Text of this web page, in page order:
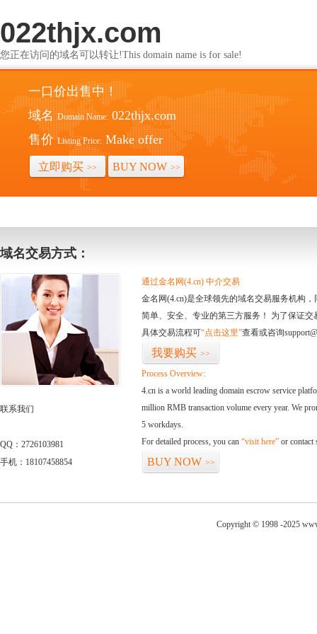
022thjx.com
您正在访问的域名可以转让!This domain name is for sale!
一口价出售中！
域名 Domain Name: 022thjx.com
售价 Listing Price: Make offer
立即购买 >> BUY NOW >>
域名交易方式：
联系我们
QQ：2726103981
手机：18107458854
通过金名网(4.cn) 中介交易
金名网(4.cn)是全球领先的域名交易服务机构
简单、安全、专业的第三方服务！ 为了保证
具体交易流程可“点击这里”查看或咨询
我要购买 >>
Process Overview:
4.cn is a world leading domain escrow service
million RMB transaction volume every year. We
5 workdays.
For detailed process, you can “visit here” or contact
BUY NOW >>
Copyright © 1998 -2025